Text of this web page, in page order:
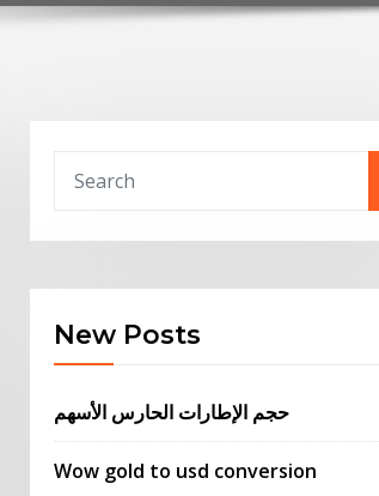
New Posts
حجم الإطارات الحارس الأسهم
Wow gold to usd conversion